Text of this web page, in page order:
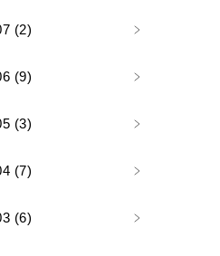
(2)
(9)
(3)
(7)
(6)